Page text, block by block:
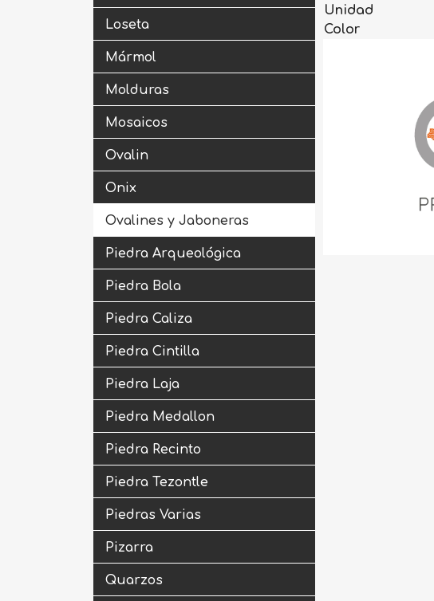
Loseta
Mármol
Molduras
Mosaicos
Ovalin
Onix
Ovalines y Jaboneras
Piedra Arqueológica
Piedra Bola
Piedra Caliza
Piedra Cintilla
Piedra Laja
Piedra Medallon
Piedra Recinto
Piedra Tezontle
Piedras Varias
Pizarra
Quarzos
Unidad
Color